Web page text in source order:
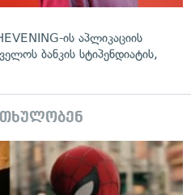
ის აპლიკაციის
ბანკის სტიპენდიატის,